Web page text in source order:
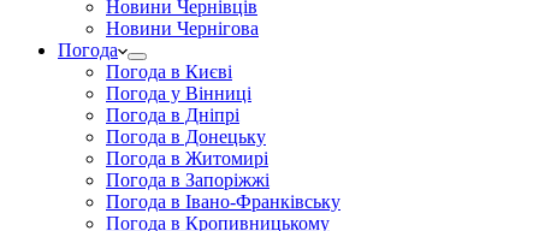
Новини Чернівців
Новини Чернігова
Погода
Погода в Києві
Погода у Вінниці
Погода в Дніпрі
Погода в Донецьку
Погода в Житомирі
Погода в Запоріжжі
Погода в Івано-Франківську
Погода в Кропивницькому